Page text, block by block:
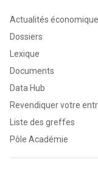
Actualités
Dossiers
Lexique
Documents
Data Hub
Revendiquer votre
Liste des greffes
Pôle Académie